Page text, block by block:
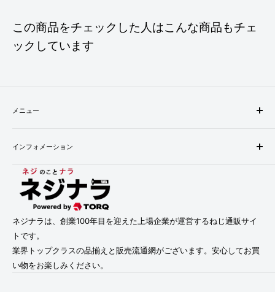
この商品をチェックした人はこんな商品もチェ
ックしています
メニュー
配送・お支払い方法について
返品について
お問い合わせ
利用規約
インフォメーション
会社概要
プライバシーポリシー
利用規約
特定商取引法に基づく表記
ネジナラは、創業100年目を迎えた上場企業が運営するねじ通販サイ
トです。
業界トップクラスの品揃えと販売流通網がございます。安心してお買
い物をお楽しみください。